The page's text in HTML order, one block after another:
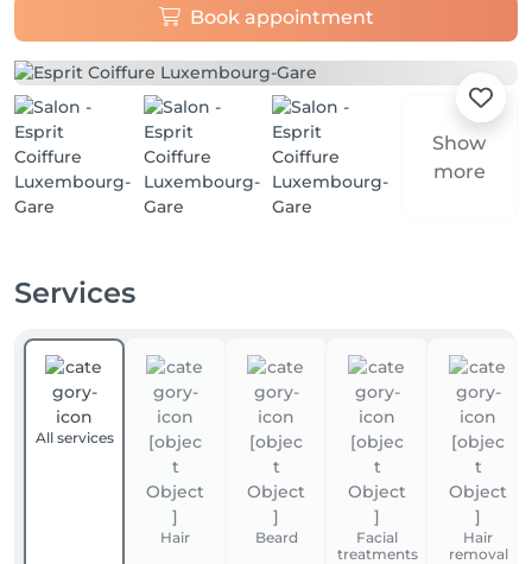
Book appointment
Show
more
Services
All services
Hair Beard
Facial
treatments
Hair
removal